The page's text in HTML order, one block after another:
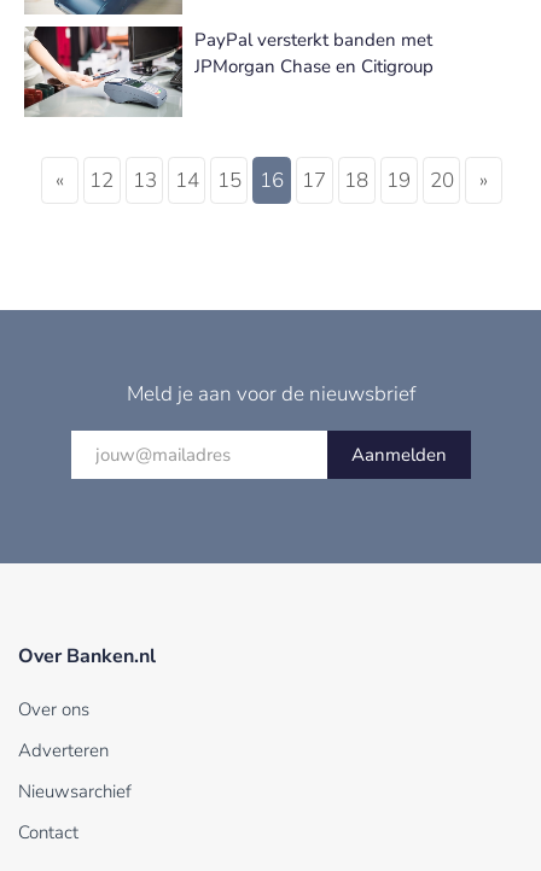
PayPal versterkt banden met
JPMorgan Chase en Citigroup
« 12 13 14 15 16 17 18 19 20 »
Meld je aan voor de nieuwsbrief
Aanmelden
Over Banken.nl
Over ons
Adverteren
Nieuwsarchief
Contact